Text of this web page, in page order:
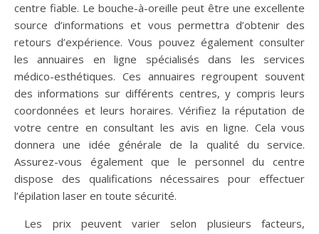
centre fiable. Le bouche-à-oreille peut être une excellente
source d’informations et vous permettra d’obtenir des
retours d’expérience. Vous pouvez également consulter
les annuaires en ligne spécialisés dans les services
médico-esthétiques. Ces annuaires regroupent souvent
des informations sur différents centres, y compris leurs
coordonnées et leurs horaires. Vérifiez la réputation de
votre centre en consultant les avis en ligne. Cela vous
donnera une idée générale de la qualité du service.
Assurez-vous également que le personnel du centre
dispose des qualifications nécessaires pour effectuer
l’épilation laser en toute sécurité.
Les prix peuvent varier selon plusieurs facteurs,